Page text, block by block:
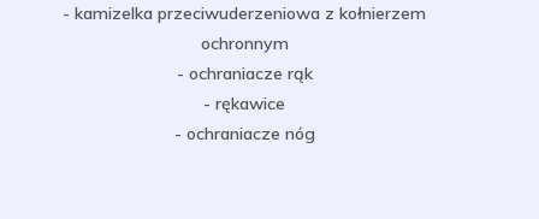
- kamizelka przeciwuderzeniowa z kołnierzem
ochronnym
- ochraniacze rąk
- rękawice
- ochraniacze nóg